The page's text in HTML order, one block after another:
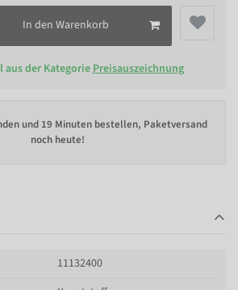
In den Warenkorb
aus der Kategorie Preisauszeichnung
und 19 Minuten bestellen, Paketversand
noch heute!
11132400